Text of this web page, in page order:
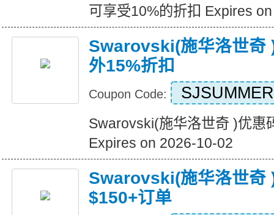
可享受10%的折扣 Expires
Swarovski(施华洛世奇
外15%折扣
Coupon Code:
Swarovski(施华洛世奇 )优惠
Expires on 2026-10-02
Swarovski(施华洛世奇
$150+订单